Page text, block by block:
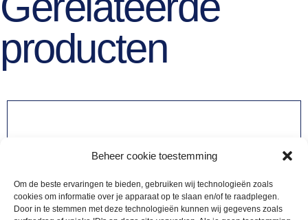
Beheer cookie toestemming
Om de beste ervaringen te bieden, gebruiken wij technologieën zoals
cookies om informatie over je apparaat op te slaan en/of te raadplegen.
Door in te stemmen met deze technologieën kunnen wij gegevens zoals
producten